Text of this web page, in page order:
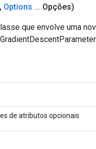
, Options ... Opções)
que envolve uma
de atributos opcionais